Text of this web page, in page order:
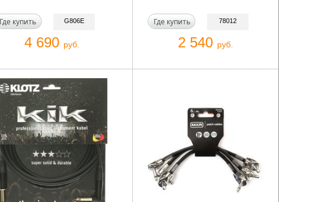
Где купить G806E
4 690 руб.
Где купить 78012
2 540 руб.